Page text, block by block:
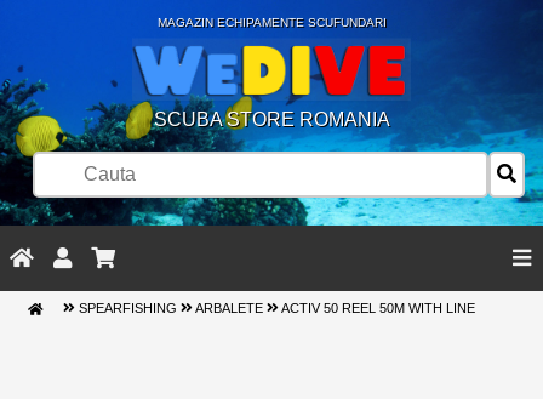
MAGAZIN ECHIPAMENTE SCUFUNDARI
SCUBA STORE ROMANIA
SPEARFISHING ARBALETE ACTIV 50 REEL 50M WITH LINE